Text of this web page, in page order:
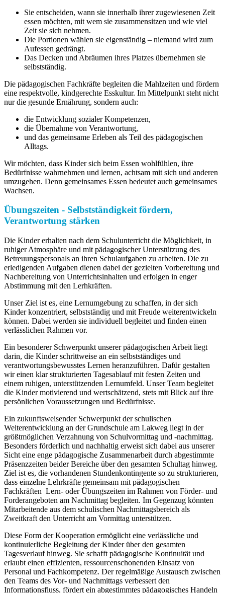
Sie entscheiden, wann sie innerhalb ihrer zugewiesenen Zeit
essen möchten, mit wem sie zusammensitzen und wie viel
Zeit sie sich nehmen.
Die Portionen wählen sie eigenständig – niemand wird zum
Aufessen gedrängt.
Das Decken und Abräumen ihres Platzes übernehmen sie
selbstständig.
Die pädagogischen Fachkräfte begleiten die Mahlzeiten und fördern
eine respektvolle, kindgerechte Esskultur. Im Mittelpunkt steht nicht
nur die gesunde Ernährung, sondern auch:
die Entwicklung sozialer Kompetenzen,
die Übernahme von Verantwortung,
und das gemeinsame Erleben als Teil des pädagogischen
Alltags.
Wir möchten, dass Kinder sich beim Essen wohlfühlen, ihre
Bedürfnisse wahrnehmen und lernen, achtsam mit sich und anderen
umzugehen. Denn gemeinsames Essen bedeutet auch gemeinsames
Wachsen.
Übungszeiten - Selbstständigkeit fördern,
Verantwortung stärken
Die Kinder erhalten nach dem Schulunterricht die Möglichkeit, in
ruhiger Atmosphäre und mit pädagogischer Unterstützung des
Betreuungspersonals an ihren Schulaufgaben zu arbeiten. Die zu
erledigenden Aufgaben dienen dabei der gezielten Vorbereitung und
Nachbereitung von Unterrichtsinhalten und erfolgen in enger
Abstimmung mit den Lerhkräften.
Unser Ziel ist es, eine Lernumgebung zu schaffen, in der sich
Kinder konzentriert, selbstständig und mit Freude weiterentwickeln
können. Dabei werden sie individuell begleitet und finden einen
verlässlichen Rahmen vor.
Ein besonderer Schwerpunkt unserer pädagogischen Arbeit liegt
darin, die Kinder schrittweise an ein selbstständiges und
verantwortungsbewusstes Lernen heranzuführen. Dafür gestalten
wir einen klar strukturierten Tagesablauf mit festen Zeiten und
einem ruhigen, unterstützenden Lernumfeld. Unser Team begleitet
die Kinder motivierend und wertschätzend, stets mit Blick auf ihre
persönlichen Voraussetzungen und Bedürfnisse.
Ein zukunftsweisender Schwerpunkt der schulischen
Weiterentwicklung an der Grundschule am Lakweg liegt in der
größtmöglichen Verzahnung von Schulvormittag und -nachmittag.
Besonders förderlich und nachhaltig erweist sich dabei aus unserer
Sicht eine enge pädagogische Zusammenarbeit durch abgestimmte
Präsenzzeiten beider Bereiche über den gesamten Schultag hinweg.
Ziel ist es, die vorhandenen Stundenkontingente so zu strukturieren,
dass einzelne Lehrkräfte gemeinsam mit pädagogischen
Fachkräften Lern- oder Übungszeiten im Rahmen von Förder- und
Forderangeboten am Nachmittag begleiten. Im Gegenzug könnten
Mitarbeitende aus dem schulischen Nachmittagsbereich als
Zweitkraft den Unterricht am Vormittag unterstützen.
Diese Form der Kooperation ermöglicht eine verlässliche und
kontinuierliche Begleitung der Kinder über den gesamten
Tagesverlauf hinweg. Sie schafft pädagogische Kontinuität und
erlaubt einen effizienten, ressourcenschonenden Einsatz von
Personal und Fachkompetenz. Der regelmäßige Austausch zwischen
den Teams des Vor- und Nachmittags verbessert den
Informationsfluss, fördert ein abgestimmtes pädagogisches Handeln